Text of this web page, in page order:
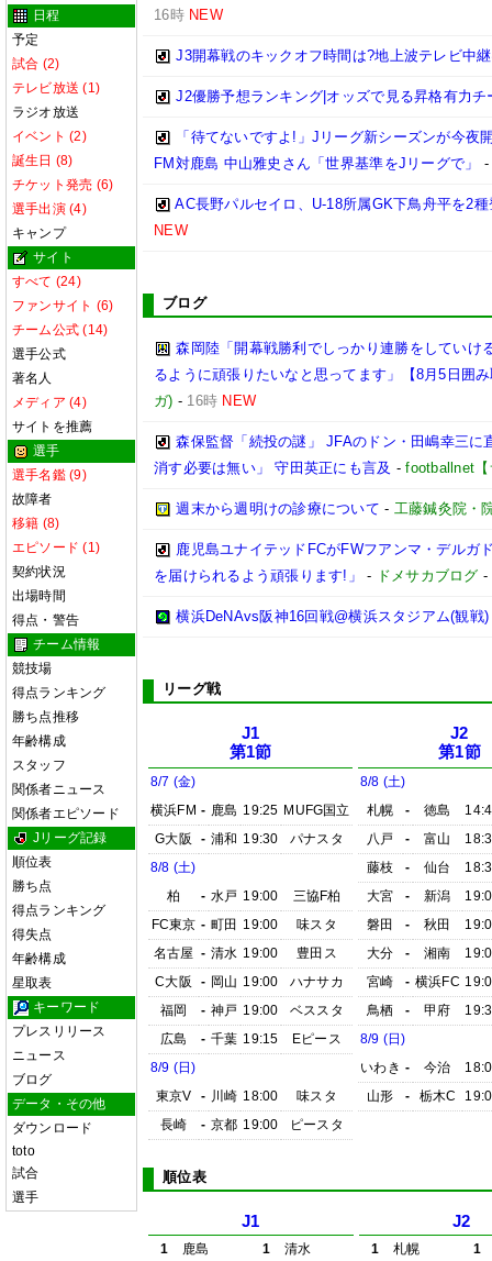
日程
予定
試合 (2)
テレビ放送 (1)
ラジオ放送
イベント (2)
誕生日 (8)
チケット発売 (6)
選手出演 (4)
キャンプ
サイト
すべて (24)
ファンサイト (6)
チーム公式 (14)
選手公式
著名人
メディア (4)
サイトを推薦
選手
選手名鑑 (9)
故障者
移籍 (8)
エピソード (1)
契約状況
出場時間
得点・警告
チーム情報
競技場
得点ランキング
勝ち点推移
年齢構成
スタッフ
関係者ニュース
関係者エピソード
Jリーグ記録
順位表
勝ち点
得点ランキング
得失点
年齢構成
星取表
キーワード
プレスリリース
ニュース
ブログ
データ・その他
ダウンロード
toto
試合
選手
16時 NEW
J3開幕戦のキックオフ時間は?地上波テレビ中
J2優勝予想ランキング|オッズで見る昇格有力チ
「待てないですよ!」Jリーグ新シーズンが今
FM対鹿島 中山雅史さん「世界基準をJリーグで」
AC長野パルセイロ、U-18所属GK下鳥舟平を2種
NEW
ブログ
森岡陸「開幕戦勝利でしっかり連勝をしていけ
るように頑張りたいなと思ってます」【8月5日囲
ガ) - 16時 NEW
森保監督「続投の謎」 JFAのドン・田嶋幸三
消す必要は無い」 守田英正にも言及 -footballnet
週末から週明けの診療について - 工藤鍼灸院・
鹿児島ユナイテッドFCがFWフアンマ・デルガ
を届けられるよう頑張ります!」
- ドメサカブログ -
横浜DeNAvs阪神16回戦@横浜スタジアム(観戦)
リーグ戦
J1
第1節
8/7 (金)
横浜FM - 鹿島 19:25 MUFG国立
G大阪
- 浦和 19:30
パナスタ
8/8 (土)
柏
- 水戸 19:00
三協F柏
FC東京 - 町田 19:00
味スタ
名古屋 - 清水 19:00
豊田ス
C大阪
- 岡山 19:00
ハナサカ
福岡
- 神戸 19:00
ベススタ
広島
- 千葉 19:15
Eピース
8/9 (日)
東京V
- 川崎 18:00
味スタ
長崎
- 京都 19:00 ピースタ
J2
第1節
8/8 (土)
札幌
- 徳島
八戸
- 富山
藤枝
- 仙台
大宮
- 新潟
磐田
- 秋田
大分
- 湘南
宮崎
- 横浜FC
鳥栖
- 甲府
8/9 (日)
いわき - 今治
山形
- 栃木C
順位表
J1
1 鹿島 1
清水
J2
1 札幌
1